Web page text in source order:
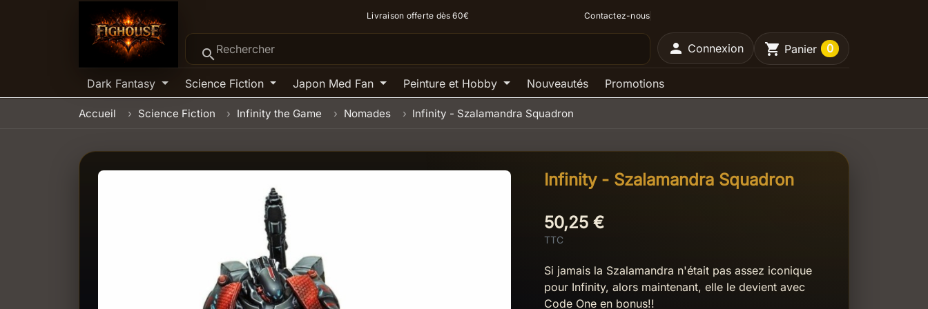
Livraison offerte dès 60€ Contactez-nous
search  Connexion shopping_cart Panier 0
Dark Fantasy Science Fiction Japon Med Fan Peinture et Hobby Nouveautés Promotions
Accueil Science Fiction Infinity the Game Nomades Infinity - Szalamandra Squadron
Infinity - Szalamandra Squadron
50,25 €
TTC
Si jamais la Szalamandra n'était pas assez iconique
pour Infinity, alors maintenant, elle le devient avec
Code One en bonus!!